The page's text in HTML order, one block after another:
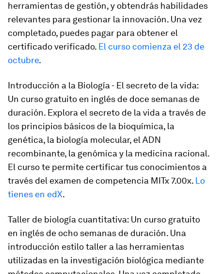
herramientas de gestión, y obtendrás habilidades
relevantes para gestionar la innovación. Una vez
completado, puedes pagar para obtener el
certificado verificado. El curso comienza el 23 de
octubre.
Introducción a la Biología - El secreto de la vida:
Un curso gratuito en inglés de doce semanas de
duración. Explora el secreto de la vida a través de
los principios básicos de la bioquímica, la
genética, la biología molecular, el ADN
recombinante, la genómica y la medicina racional.
El curso te permite certificar tus conocimientos a
través del examen de competencia MITx 7.00x. Lo
tienes en edX.
Taller de biología cuantitativa: Un curso gratuito
en inglés de ocho semanas de duración. Una
introducción estilo taller a las herramientas
utilizadas en la investigación biológica mediante